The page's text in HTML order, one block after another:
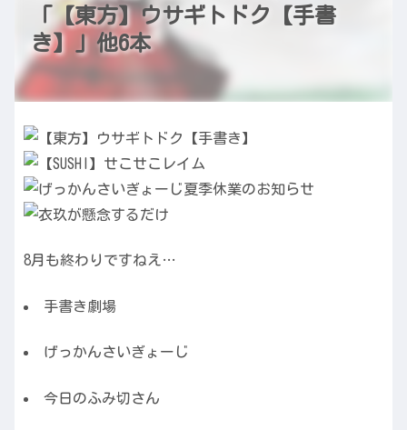
「【東方】ウサギトドク【手書
き】」他6本
8月も終わりですねえ…
手書き劇場
げっかんさいぎょーじ
今日のふみ切さん